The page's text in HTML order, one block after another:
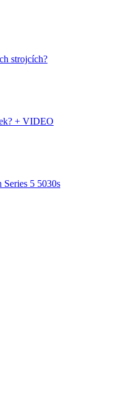
strojcích?
+ VIDEO
5 5030s